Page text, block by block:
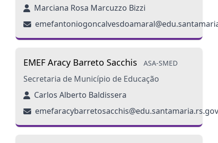
Marciana Rosa Marcuzzo Bizzi
EMEF Aracy Barreto Sacchis ASA-SMED
Secretaria de Município de Educação
Carlos Alberto Baldissera